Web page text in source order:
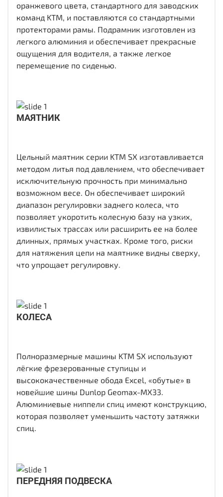
оранжевого цвета, стандартного для заводских
команд KTM, и поставляются со стандартными
протекторами рамы. Подрамник изготовлен из
легкого алюминия и обеспечивает прекрасные
ощущения для водителя, а также легкое
перемещение по сиденью.
МАЯТНИК
Цельный маятник серии KTM SX изготавливается
методом литья под давлением, что обеспечивает
исключительную прочность при минимально
возможном весе. Он обеспечивает широкий
диапазон регулировки заднего колеса, что
позволяет укоротить колесную базу на узких,
извилистых трассах или расширить ее на более
длинных, прямых участках. Кроме того, риски
для натяжения цепи на маятнике видны сверху,
что упрощает регулировку.
КОЛЕСА
Полноразмерные машины KTM SX используют
лёгкие фрезерованные ступицы и
высококачественные обода Excel, «обутые» в
новейшие шины Dunlop Geomax-MX33.
Алюминиевые ниппели спиц имеют конструкцию,
которая позволяет уменьшить частоту затяжки
спиц.
ПЕРЕДНЯЯ ПОДВЕСКА